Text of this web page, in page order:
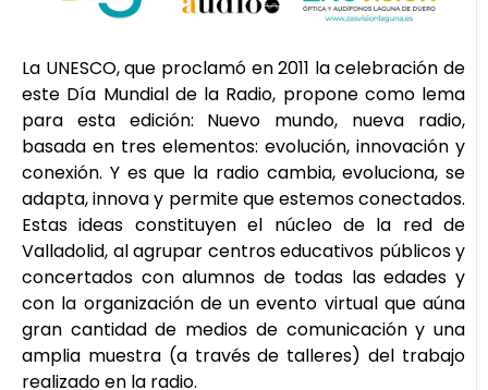
La UNESCO, que proclamó en 2011 la celebración de
este Día Mundial de la Radio, propone como lema
para esta edición: Nuevo mundo, nueva radio,
basada en tres elementos: evolución, innovación y
conexión. Y es que la radio cambia, evoluciona, se
adapta, innova y permite que estemos conectados.
Estas ideas constituyen el núcleo de la red de
Valladolid, al agrupar centros educativos públicos y
concertados con alumnos de todas las edades y
con la organización de un evento virtual que aúna
gran cantidad de medios de comunicación y una
amplia muestra (a través de talleres) del trabajo
realizado en la radio.